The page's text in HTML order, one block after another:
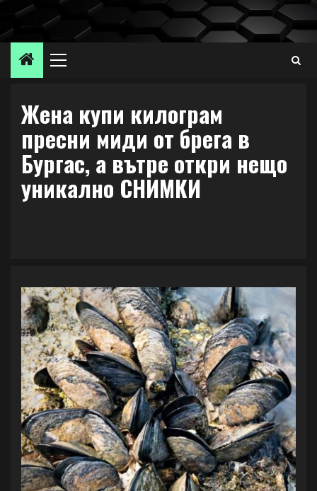
Skip
content
Primary
Жена купи килограм
пресни миди от брега в
Бургас, а вътре откри нещо
уникално СНИМКИ